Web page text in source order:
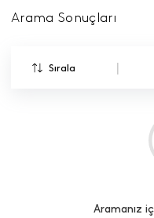
Arama Sonuçları
Sırala |
Aramanız